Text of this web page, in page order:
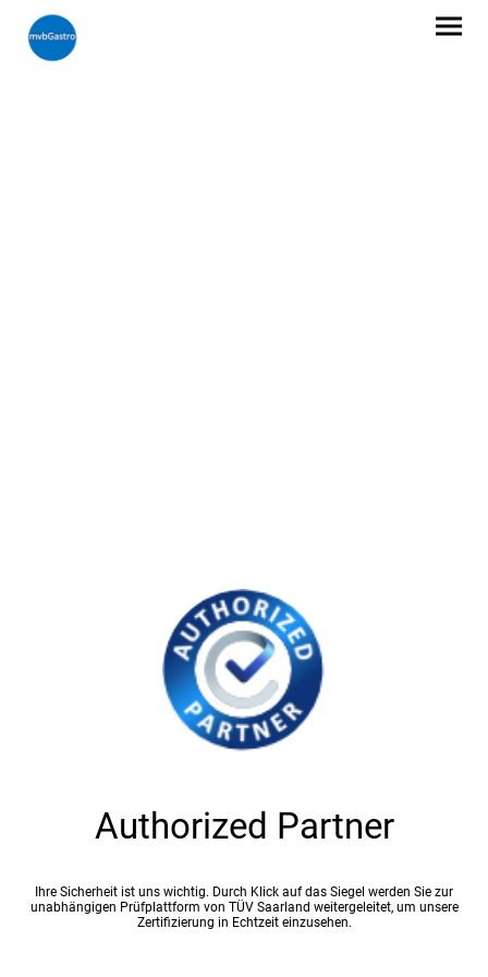
Authorized Partner
Ihre Sicherheit ist uns wichtig. Durch Klick auf das Siegel werden Sie zur
unabhängigen Prüfplattform von TÜV Saarland weitergeleitet, um unsere
Zertifizierung in Echtzeit einzusehen.